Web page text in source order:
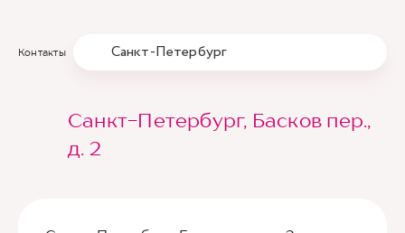
Контакты Санкт-Петербург
Санкт-Петербург, Басков пер.,
д. 2